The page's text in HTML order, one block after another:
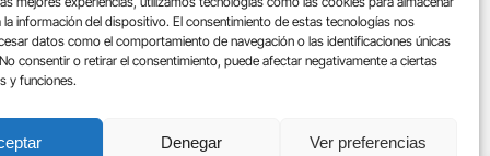
la información del dispositivo. El consentimiento de estas tecnologías nos
datos como el comportamiento de navegación o las identificaciones únicas
consentir o retirar el consentimiento, puede afectar negativamente a ciertas
y funciones.
Denegar Ver preferencias